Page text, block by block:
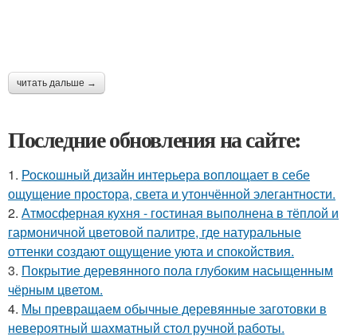
читать дальше →
Последние обновления на сайте:
1. Роскошный дизайн интерьера воплощает в себе
ощущение простора, света и утончённой элегантности.
2. Атмосферная кухня - гостиная выполнена в тёплой и
гармоничной цветовой палитре, где натуральные
оттенки создают ощущение уюта и спокойствия.
3. Покрытие деревянного пола глубоким насыщенным
чёрным цветом.
4. Мы превращаем обычные деревянные заготовки в
невероятный шахматный стол ручной работы.